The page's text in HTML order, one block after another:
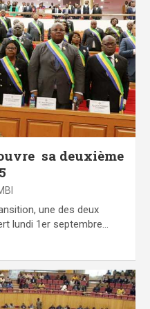
sa deuxième
une des deux
lundi 1er septembre…